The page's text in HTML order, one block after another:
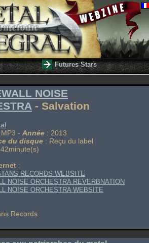
Futures Stars
NOISE
- Salvation
- Année : 2013
du disque : Reçu du label
:
RECORDS WEBSITE
NOISE ORCHESTRA REVERBNATION
NOISE ORCHESTRA WEBSITE
Records